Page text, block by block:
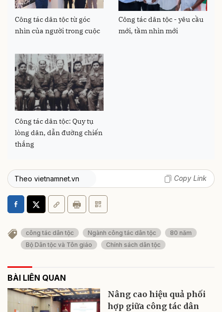
Công tác dân tộc từ góc
nhìn của người trong cuộc
Công tác dân tộc - yêu cầu
mới, tầm nhìn mới
Công tác dân tộc: Quy tụ
lòng dân, dẫn đường chiến
thắng
Theo vietnamnet.vn Copy Link
công tác dân tộc Ngành công tác dân tộc
80 năm
Bộ Dân tộc và Tôn giáo
Chính sách dân tộc
BÀI LIÊN QUAN
Nâng cao hiệu quả phối
hợp giữa công tác dân